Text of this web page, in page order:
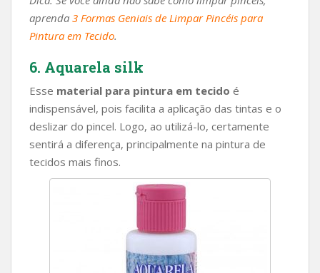
aprenda 3 Formas Geniais de Limpar Pincéis para
Pintura em Tecido.
6. Aquarela silk
Esse material para pintura em tecido é
indispensável, pois facilita a aplicação das tintas e o
deslizar do pincel. Logo, ao utilizá-lo, certamente
sentirá a diferença, principalmente na pintura de
tecidos mais finos.